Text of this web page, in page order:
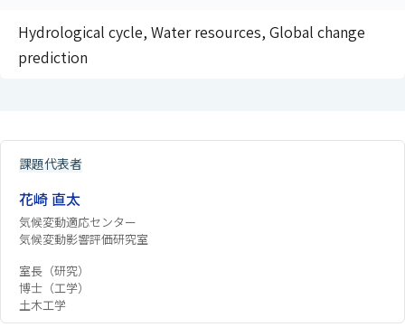
Hydrological cycle, Water resources, Global change
prediction
課題代表者
花崎 直太
気候変動適応センター
気候変動影響評価研究室
室長（研究）
博士（工学）
土木工学